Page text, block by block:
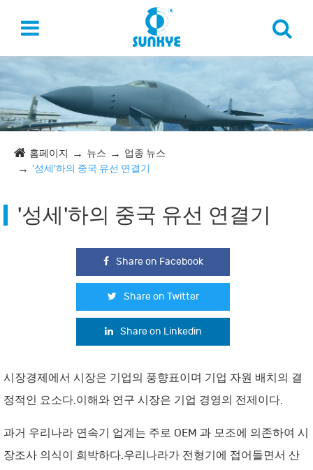
홈페이지 뉴스
업종 뉴스
'성세'하의 중국 유선 연결기
'성세'하의 중국 유선 연결기
Share on Facebook
Share on Twitter
Share on Linkedin
시장경제에서 시장은 기업의 풍향표이며 기업 자원 배치의 결
정적인 요소다.이해와 연구 시장은 기업 경영의 전제이다.
과거 우리나라 연속기 업계는 주로 OEM 과 모조에 의존하여 시
장조사 의식이 희박하다.우리나라가 전형기에 접어들면서 산